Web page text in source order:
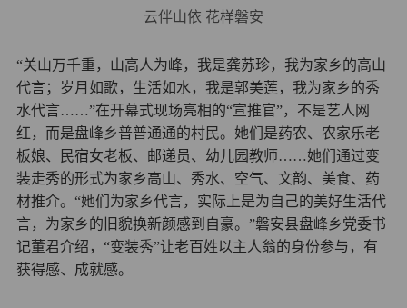
云伴山依 花样磐安
“关山万千重，山高人为峰，我是龚苏珍，我为家乡的高山
代言；岁月如歌，生活如水，我是郭美莲，我为家乡的秀
水代言……”在开幕式现场亮相的“宣推官”，不是艺人网
红，而是盘峰乡普普通通的村民。她们是药农、农家乐老
板娘、民宿女老板、邮递员、幼儿园教师……她们通过变
装走秀的形式为家乡高山、秀水、空气、文韵、美食、药
材推介。“她们为家乡代言，实际上是为自己的美好生活代
言，为家乡的旧貌换新颜感到自豪。”磐安县盘峰乡党委书
记董君介绍，“变装秀”让老百姓以主人翁的身份参与，有
获得感、成就感。